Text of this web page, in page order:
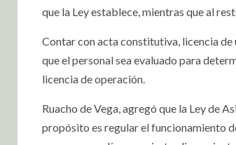
que la Ley establece, mientras que al
Contar con acta constitutiva, licencia de
que el personal sea evaluado para
licencia de operación.
Ruacho de Vega, agregó que la Ley de
propósito es regular el funcionamiento